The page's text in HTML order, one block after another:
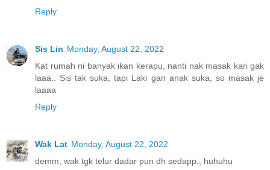
Reply
Sis Lin Monday, August 22, 2022
Kat rumah ni banyak ikan kerapu, nanti nak masak kari gak
laaa.. Sis tak suka, tapi Laki gan anak suka, so masak je
laaaa
Reply
Wak Lat Monday, August 22, 2022
demm, wak tgk telur dadar pun dh sedapp., huhuhu